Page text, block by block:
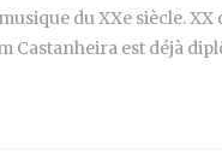
du XXe siècle.
Castanheira est déjà